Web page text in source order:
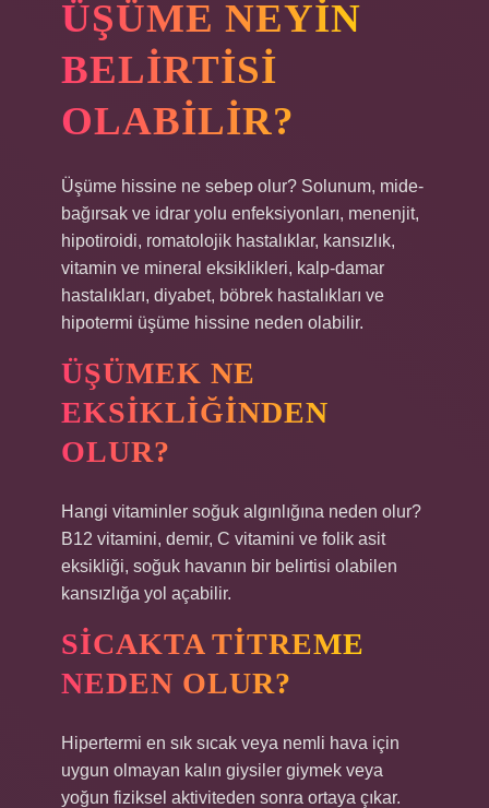
ÜŞÜME NEYIN
BELIRTISI
OLABILIR?
Üşüme hissine ne sebep olur? Solunum, mide-
bağırsak ve idrar yolu enfeksiyonları, menenjit,
hipotiroidi, romatolojik hastalıklar, kansızlık,
vitamin ve mineral eksiklikleri, kalp-damar
hastalıkları, diyabet, böbrek hastalıkları ve
hipotermi üşüme hissine neden olabilir.
ÜŞÜMEK NE
EKSIKLIĞINDEN
OLUR?
Hangi vitaminler soğuk algınlığına neden olur?
B12 vitamini, demir, C vitamini ve folik asit
eksikliği, soğuk havanın bir belirtisi olabilen
kansızlığa yol açabilir.
SICAKTA TITREME
NEDEN OLUR?
Hipertermi en sık sıcak veya nemli hava için
uygun olmayan kalın giysiler giymek veya
yoğun fiziksel aktiviteden sonra ortaya çıkar.